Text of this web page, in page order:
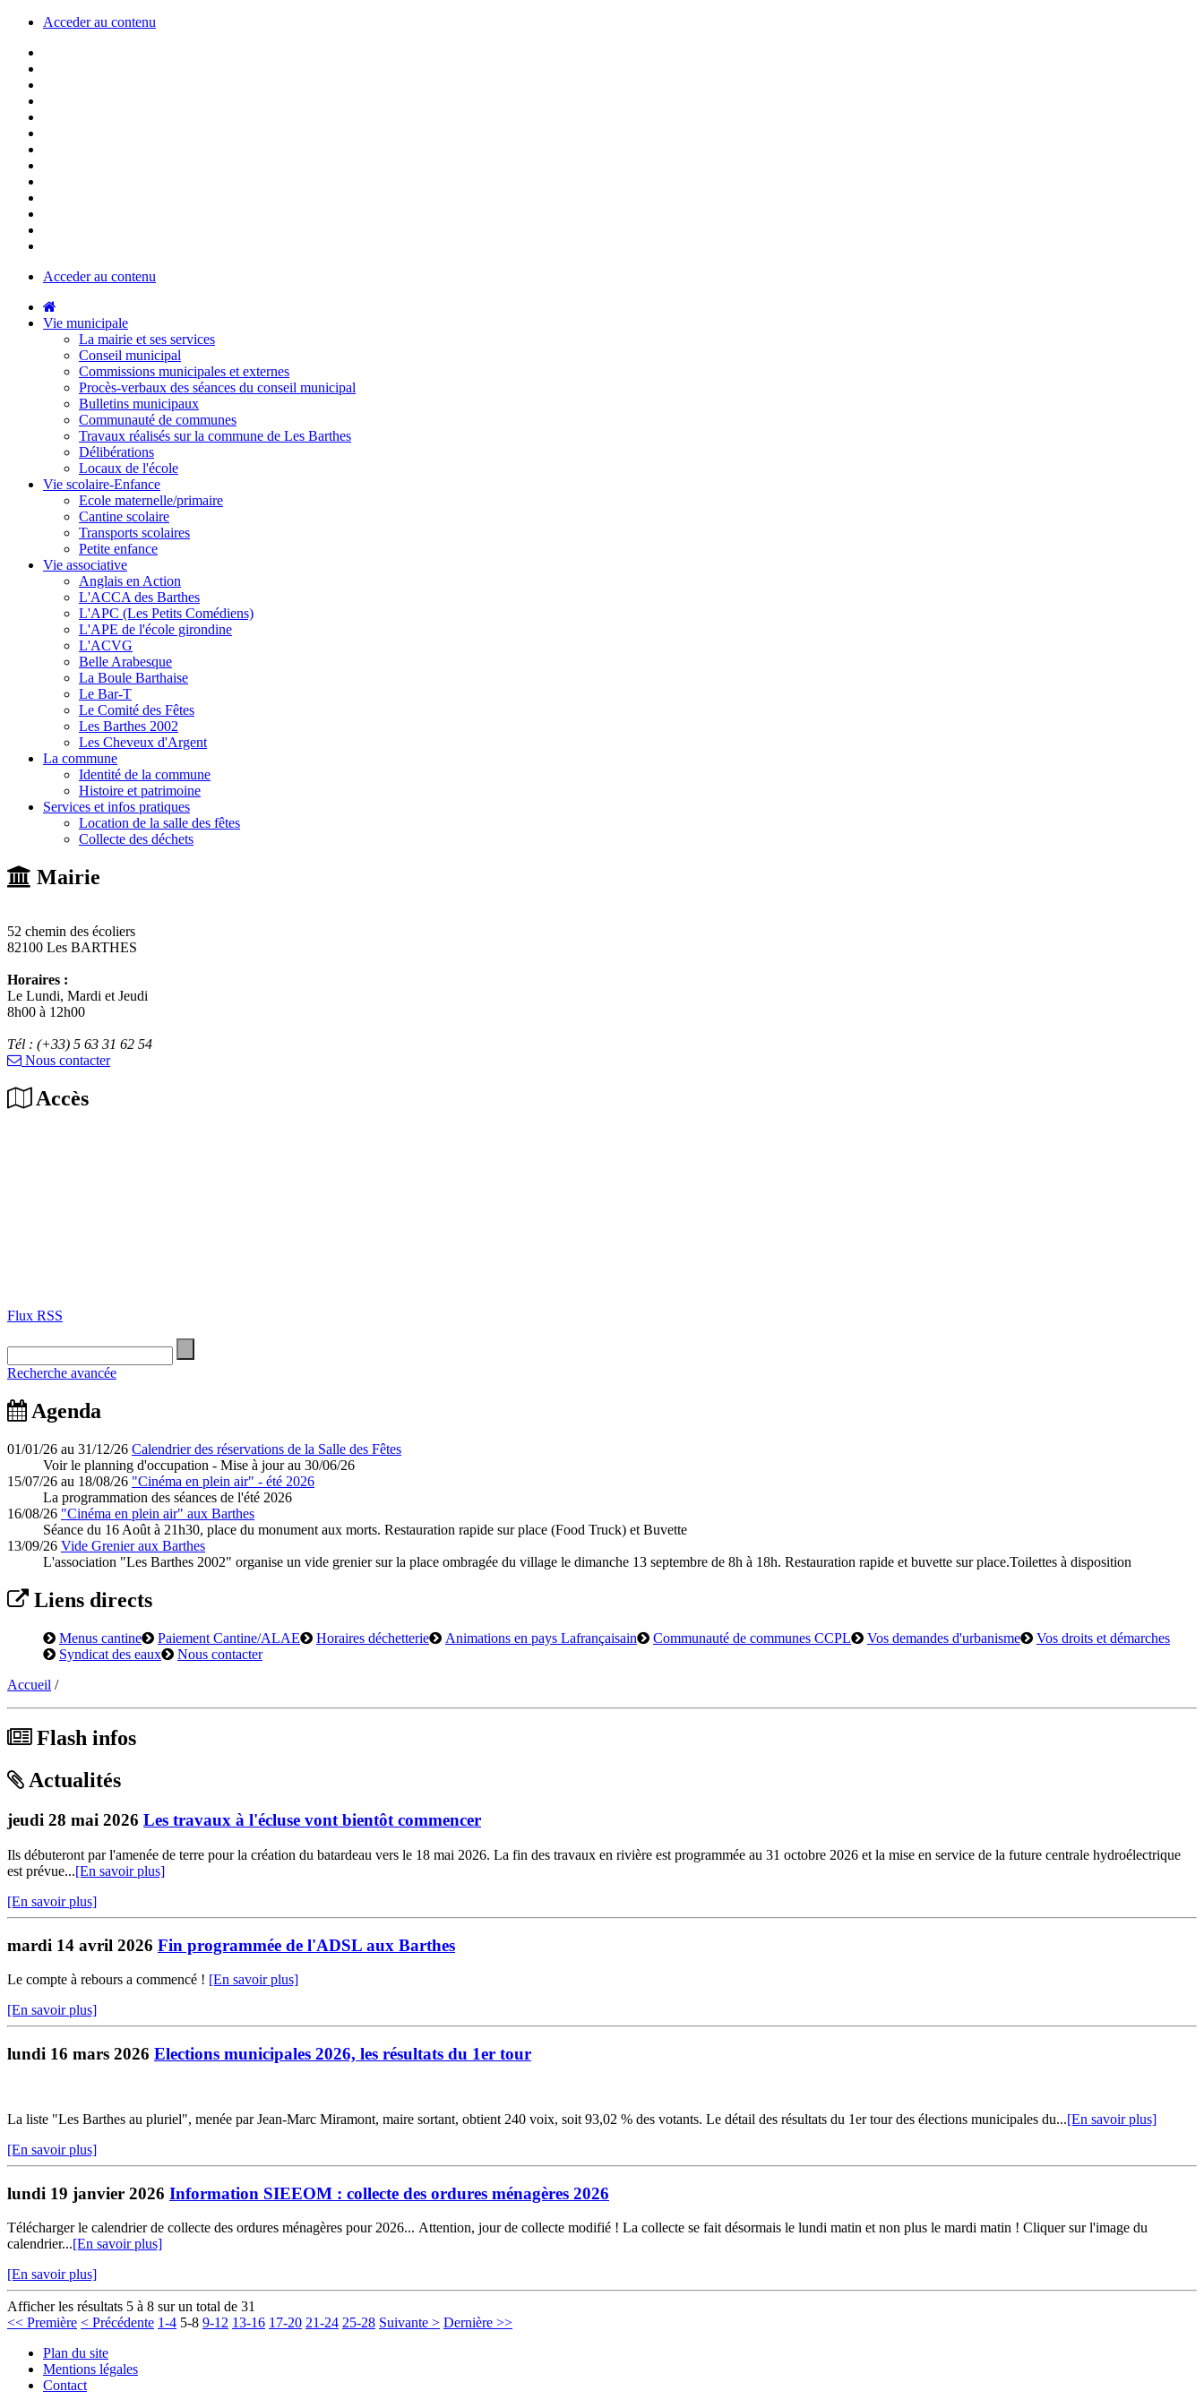
Acceder au contenu
Acceder au contenu
Vie municipale
La mairie et ses services
Conseil municipal
Commissions municipales et externes
Procès-verbaux des séances du conseil municipal
Bulletins municipaux
Communauté de communes
Travaux réalisés sur la commune de Les Barthes
Délibérations
Locaux de l'école
Vie scolaire-Enfance
Ecole maternelle/primaire
Cantine scolaire
Transports scolaires
Petite enfance
Vie associative
Anglais en Action
L'ACCA des Barthes
L'APC (Les Petits Comédiens)
L'APE de l'école girondine
L'ACVG
Belle Arabesque
La Boule Barthaise
Le Bar-T
Le Comité des Fêtes
Les Barthes 2002
Les Cheveux d'Argent
La commune
Identité de la commune
Histoire et patrimoine
Services et infos pratiques
Location de la salle des fêtes
Collecte des déchets
Mairie
52 chemin des écoliers
82100 Les BARTHES
Horaires :
Le Lundi, Mardi et Jeudi
8h00 à 12h00
Tél : (+33) 5 63 31 62 54
Nous contacter
Accès
Flux RSS
Recherche avancée
Agenda
01/01/26 au 31/12/26 Calendrier des réservations de la Salle des Fêtes
Voir le planning d'occupation - Mise à jour au 30/06/26
15/07/26 au 18/08/26 "Cinéma en plein air" - été 2026
La programmation des séances de l'été 2026
16/08/26 "Cinéma en plein air" aux Barthes
Séance du 16 Août à 21h30, place du monument aux morts. Restauration rapide sur place (Food Truck) et Buvette
13/09/26 Vide Grenier aux Barthes
L'association "Les Barthes 2002" organise un vide grenier sur la place ombragée du village le dimanche 13 septembre de 8h à 18h. Restauration rapide et buvette sur place.Toilettes à disposition
Liens directs
Menus cantine Paiement Cantine/ALAE Horaires déchetterie Animations en pays Lafrançaisain Communauté de communes CCPL Vos demandes d'urbanisme
Vos droits et démarches
Syndicat des eaux
Nous contacter
Accueil /
Flash infos
Actualités
jeudi 28 mai 2026 Les travaux à l'écluse vont bientôt commencer
Ils débuteront par l'amenée de terre pour la création du batardeau vers le 18 mai 2026. La fin des travaux en rivière est programmée au 31 octobre 2026 et la mise en service de la future centrale hydroélectrique
est prévue...[En savoir plus]
[En savoir plus]
mardi 14 avril 2026 Fin programmée de l'ADSL aux Barthes
Le compte à rebours a commencé ! [En savoir plus]
[En savoir plus]
lundi 16 mars 2026 Elections municipales 2026, les résultats du 1er tour
La liste "Les Barthes au pluriel", menée par Jean-Marc Miramont, maire sortant, obtient 240 voix, soit 93,02 % des votants. Le détail des résultats du 1er tour des élections municipales du...[En savoir plus]
[En savoir plus]
lundi 19 janvier 2026 Information SIEEOM : collecte des ordures ménagères 2026
Télécharger le calendrier de collecte des ordures ménagères pour 2026... Attention, jour de collecte modifié ! La collecte se fait désormais le lundi matin et non plus le mardi matin ! Cliquer sur l'image du
calendrier...[En savoir plus]
[En savoir plus]
Afficher les résultats 5 à 8 sur un total de 31
<< Première < Précédente 1-4 5-8 9-12 13-16 17-20 21-24 25-28 Suivante > Dernière >>
Plan du site
Mentions légales
Contact